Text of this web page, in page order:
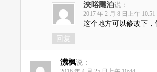
浹唂飃泊说：
2017 年 2 月 8 日上午 10:51
这个地方可以修改下
回复
潆枫说：